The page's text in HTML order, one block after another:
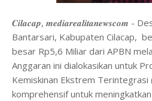
𝑪𝒊𝒍𝒂𝒄𝒂𝒑, 𝒎𝒆𝒅𝒊𝒂𝒓𝒆𝒂𝒍𝒊𝒕𝒂𝒏𝒆𝒘𝒔𝒄𝒐𝒎 -
Bantarsari, Kabupaten Cilacap,
besar Rp5,6 Miliar dari APBN
Anggaran ini dialokasikan untuk
Kemiskinan Ekstrem Terintegrasi
komprehensif untuk